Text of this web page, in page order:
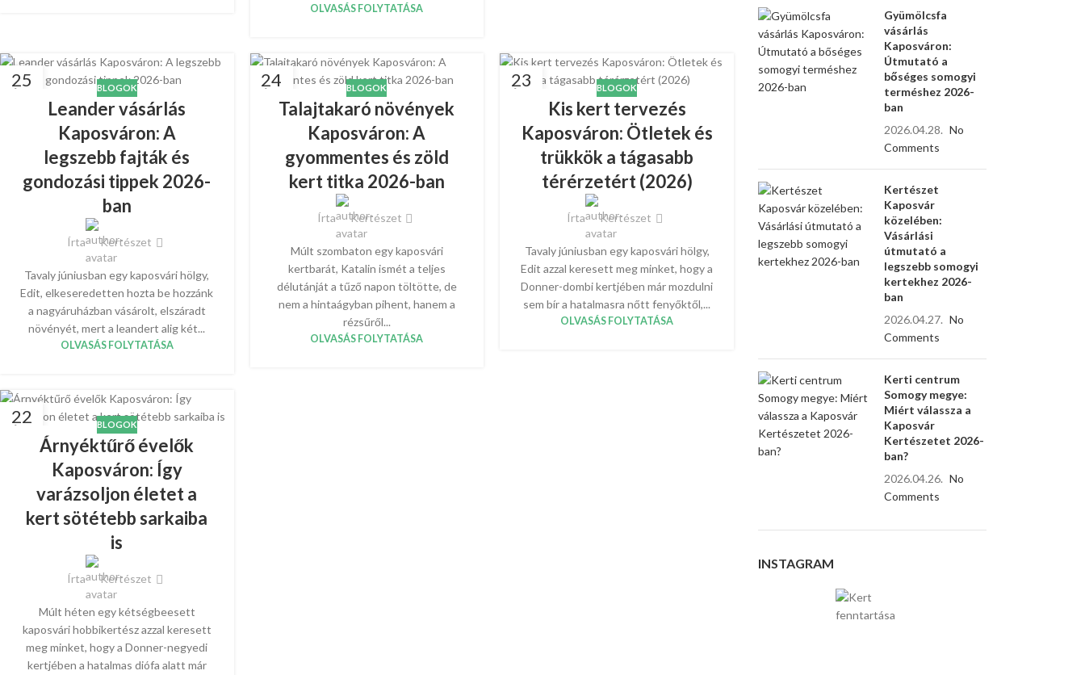
OLVASÁS FOLYTATÁSA
25 BLOGOK
Leander vásárlás
Kaposváron: A
legszebb fajták és
gondozási tippek 2026-
ban
Írta Kertészet
Tavaly júniusban egy kaposvári hölgy,
Edit, elkeseredetten hozta be hozzánk
a nagyáruházban vásárolt, elszáradt
növényét, mert a leandert alig két...
OLVASÁS FOLYTATÁSA
24 BLOGOK
Talajtakaró növények
Kaposváron: A
gyommentes és zöld
kert titka 2026-ban
Írta Kertészet
Múlt szombaton egy kaposvári
kertbarát, Katalin ismét a teljes
délutánját a tűző napon töltötte, de
nem a hintaágyban pihent, hanem a
rézsűről...
OLVASÁS FOLYTATÁSA
23 BLOGOK
Kis kert tervezés
Kaposváron: Ötletek és
trükkök a tágasabb
térérzetért (2026)
Írta Kertészet
Tavaly júniusban egy kaposvári hölgy,
Edit azzal keresett meg minket, hogy a
Donner-dombi kertjében már mozdulni
sem bír a hatalmasra nőtt fenyőktől,...
OLVASÁS FOLYTATÁSA
22 BLOGOK
Árnyéktűrő évelők
Kaposváron: Így
varázsoljon életet a
kert sötétebb sarkaiba
is
Írta Kertészet
Múlt héten egy kétségbeesett
kaposvári hobbikertész azzal keresett
meg minket, hogy a Donner-negyedi
kertjében a hatalmas diófa alatt már
Gyümölcsfa
vásárlás
Kaposváron:
Útmutató a
bőséges somogyi
terméshez 2026-
ban
2026.04.28. No
Comments
Kertészet
Kaposvár
közelében:
Vásárlási
útmutató a
legszebb somogyi
kertekhez 2026-
ban
2026.04.27. No
Comments
Kerti centrum
Somogy megye:
Miért válassza a
Kaposvár
Kertészetet 2026-
ban?
2026.04.26. No
Comments
INSTAGRAM